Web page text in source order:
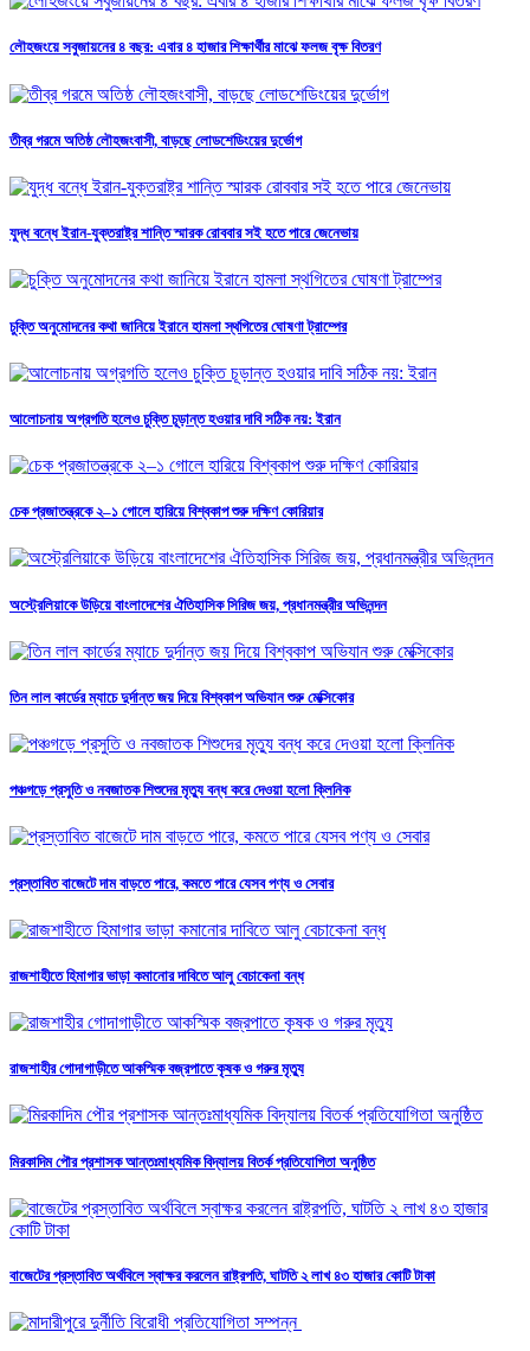
লৌহজংয়ে সবুজায়নের ৪ বছর: এবার ৪ হাজার শিক্ষার্থীর মাঝে ফলজ বৃক্ষ বিতরণ
তীব্র গরমে অতিষ্ঠ লৌহজংবাসী, বাড়ছে লোডশেডিংয়ের দুর্ভোগ
যুদ্ধ বন্ধে ইরান-যুক্তরাষ্ট্র শান্তি স্মারক রোববার সই হতে পারে জেনেভায়
চুক্তি অনুমোদনের কথা জানিয়ে ইরানে হামলা স্থগিতের ঘোষণা ট্রাম্পের
আলোচনায় অগ্রগতি হলেও চুক্তি চূড়ান্ত হওয়ার দাবি সঠিক নয়: ইরান
চেক প্রজাতন্ত্রকে ২–১ গোলে হারিয়ে বিশ্বকাপ শুরু দক্ষিণ কোরিয়ার
অস্ট্রেলিয়াকে উড়িয়ে বাংলাদেশের ঐতিহাসিক সিরিজ জয়, প্রধানমন্ত্রীর অভিনন্দন
তিন লাল কার্ডের ম্যাচে দুর্দান্ত জয় দিয়ে বিশ্বকাপ অভিযান শুরু মেক্সিকোর
পঞ্চগড়ে প্রসুতি ও নবজাতক শিশুদের মৃত্যু বন্ধ করে দেওয়া হলো ক্লিনিক
প্রস্তাবিত বাজেটে দাম বাড়তে পারে, কমতে পারে যেসব পণ্য ও সেবার
রাজশাহীতে হিমাগার ভাড়া কমানোর দাবিতে আলু বেচাকেনা বন্ধ
রাজশাহীর গোদাগাড়ীতে আকস্মিক বজ্রপাতে কৃষক ও গরুর মৃত্যু
মিরকাদিম পৌর প্রশাসক আন্তঃমাধ্যমিক বিদ্যালয় বিতর্ক প্রতিযোগিতা অনুষ্ঠিত
বাজেটের প্রস্তাবিত অর্থবিলে স্বাক্ষর করলেন রাষ্ট্রপতি, ঘাটতি ২ লাখ ৪৩ হাজার কোটি টাকা